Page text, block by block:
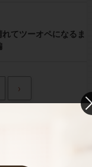
れてツーオペになるま
›